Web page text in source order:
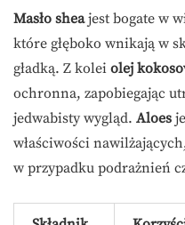
Masło sheajest bogate w
które głęboko wnikają w
gładką. Z kolei olej
ochronna, zapobiegając
jedwabisty wygląd. Aloes
właściwości
w przypadku podrażnień